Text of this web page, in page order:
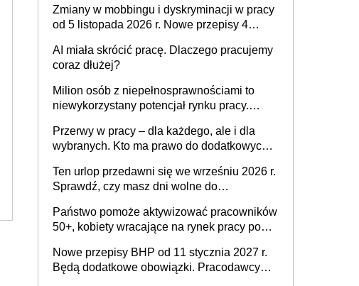
Zmiany w mobbingu i dyskryminacji w pracy
od 5 listopada 2026 r. Nowe przepisy 4
Ustaw
AI miała skrócić pracę. Dlaczego pracujemy
coraz dłużej?
Milion osób z niepełnosprawnościami to
niewykorzystany potencjał rynku pracy.
dofinansowań czy refundacji, ale bariery po
stronie systemu i świadomości
pracodawców [WYWIAD]
Przerwy w pracy – dla każdego, ale i dla
wybranych. Kto ma prawo do dodatkowych
Ten urlop przedawni się we wrześniu 2026 r.
Sprawdź, czy masz dni wolne do
Państwo pomoże aktywizować pracowników
50+, kobiety wracające na rynek pracy po
osoby neuroatypowe. Powstanie Fundusz
na rzecz Inkluzywności w Zatrudnianiu?
Nowe przepisy BHP od 11 stycznia 2027 r.
Będą dodatkowe obowiązki. Pracodawcy